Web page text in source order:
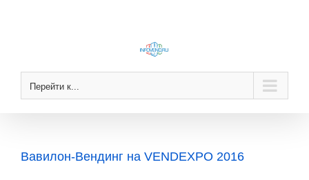
Перейти к...
Вавилон-Вендинг на VENDEXPO 2016